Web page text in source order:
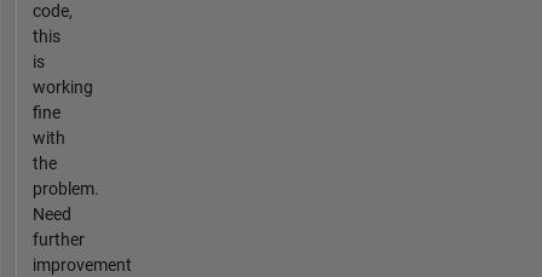
code,
this
is
working
fine
with
the
problem.
Need
further
improvement